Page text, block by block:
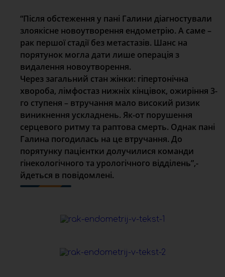
“Після обстеження у пані Галини діагностували
злоякісне новоутворення ендометрію. А саме –
рак першої стадії без метастазів. Шанс на
порятунок могла дати лише операція з
видалення новоутворення.
Через загальний стан жінки: гіпертонічна
хвороба, лімфостаз нижніх кінцівок, ожиріння 3-
го ступеня – втручання мало високий ризик
виникнення ускладнень. Як-от порушення
серцевого ритму та раптова смерть. Однак пані
Галина погодилась на це втручання. До
порятунку пацієнтки долучилися команди
гінекологічного та урологічного відділень”,-
йдеться в повідомлені.